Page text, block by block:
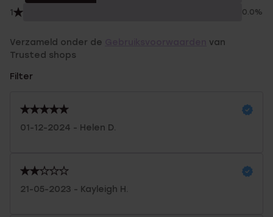
1 0.0%
Verzameld onder de
van
Trusted shops
Filter
01-12-2024 - Helen D.
21-05-2023 - Kayleigh H.